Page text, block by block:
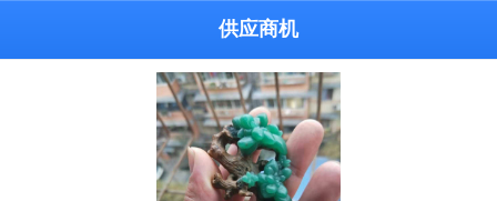
供应商机